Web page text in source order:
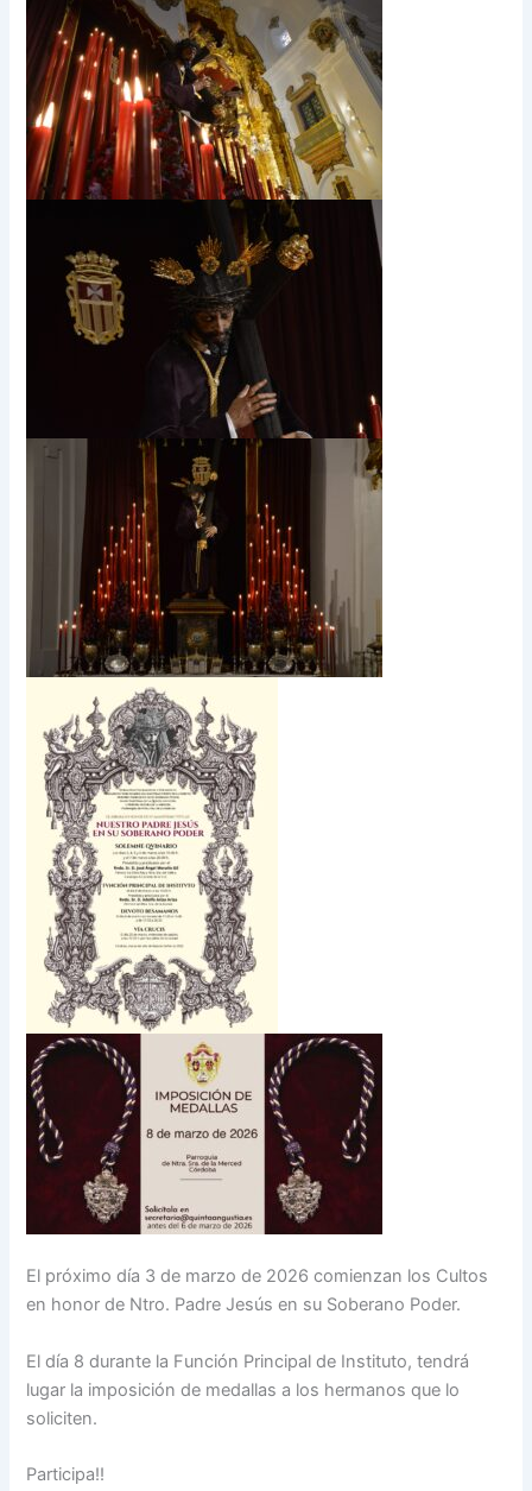
El próximo día 3 de marzo de 2026 comienzan los Cultos
en honor de Ntro. Padre Jesús en su Soberano Poder.
El día 8 durante la Función Principal de Instituto, tendrá
lugar la imposición de medallas a los hermanos que lo
soliciten.
Participa!!